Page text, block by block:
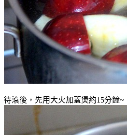
待滾後，先用大火加蓋煲約15分鐘~